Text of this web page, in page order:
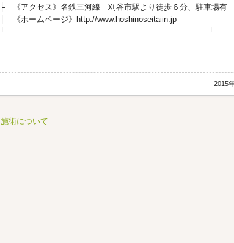
├ 《アクセス》名鉄三河線 刈谷市駅より徒歩６分、駐車場有
├ 《ホームページ》http://www.hoshinoseitaiin.jp
└─────────────────────────────────────┘
2015
施術について